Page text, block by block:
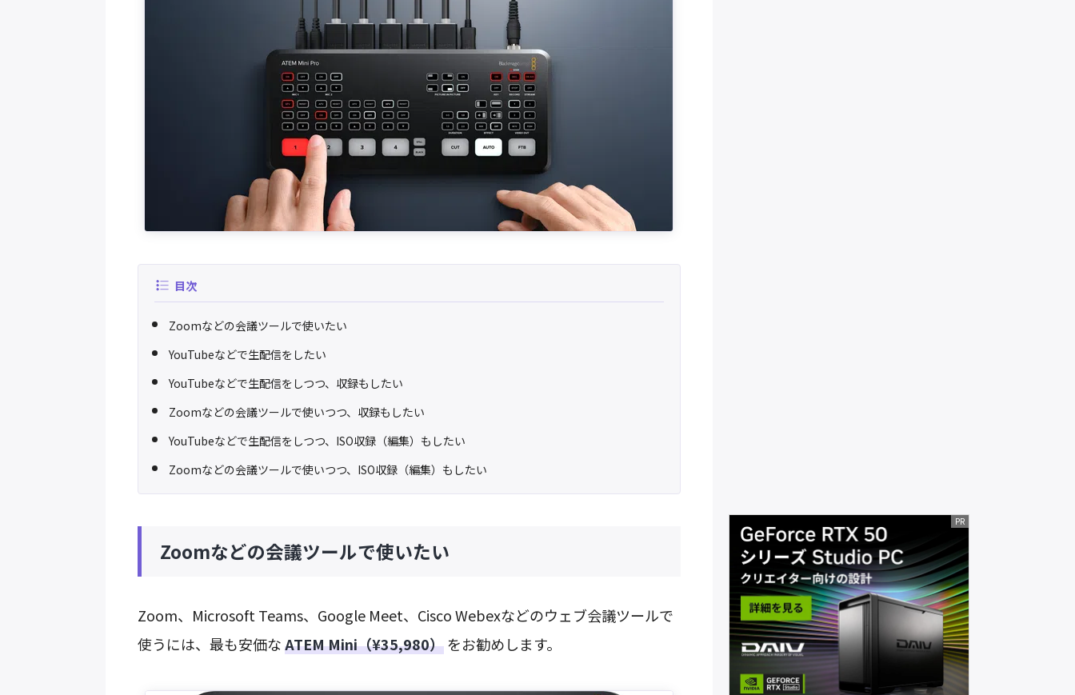
目次
Zoomなどの会議ツールで使いたい
YouTubeなどで生配信をしたい
YouTubeなどで生配信をしつつ、収録もしたい
Zoomなどの会議ツールで使いつつ、収録もしたい
YouTubeなどで生配信をしつつ、ISO収録（編集）もしたい
Zoomなどの会議ツールで使いつつ、ISO収録（編集）もしたい
Zoomなどの会議ツールで使いたい
Zoom、Microsoft Teams、Google Meet、Cisco Webexなどのウェブ会議ツールで
使うには、最も安価なATEM Mini（¥35,980）をお勧めします。